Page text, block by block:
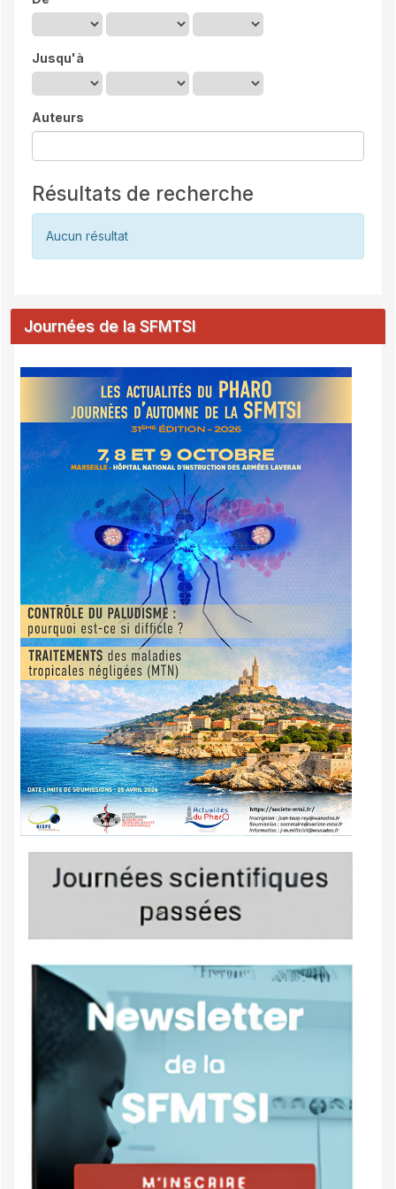
Jusqu'à
Auteurs
Résultats de recherche
Aucun résultat
Journées de la SFMTSI